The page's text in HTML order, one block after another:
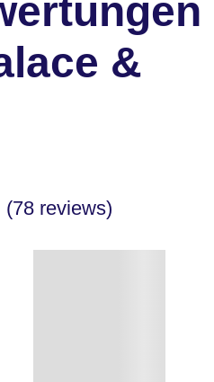
&
(78 reviews)